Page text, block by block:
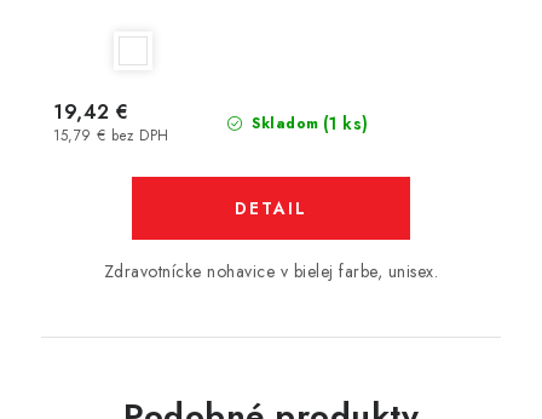
Skladom (1 ks)
15,79 € bez DPH
19,42 €
DETAIL
Zdravotnícke nohavice v bielej farbe, unisex.